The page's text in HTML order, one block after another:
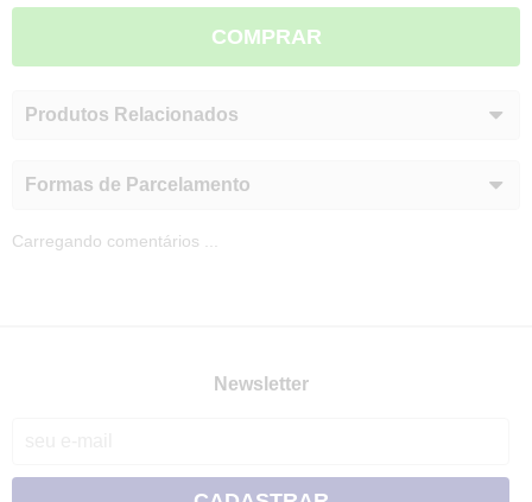
COMPRAR
Produtos Relacionados
Formas de Parcelamento
Carregando comentários ...
Newsletter